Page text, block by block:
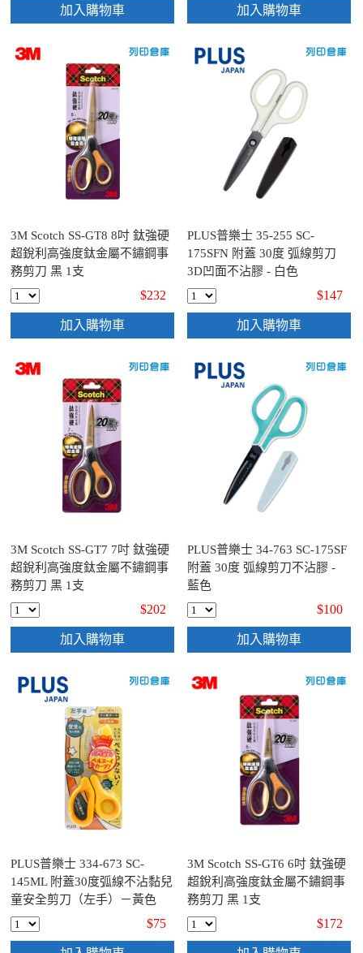
加入購物車 加入購物車
3M Scotch SS-GT8 8吋 鈦強硬
超銳利高強度鈦金屬不鏽鋼事
務剪刀 黑 1支
$232
加入購物車
PLUS普樂士 35-255 SC-
175SFN 附蓋 30度 弧線剪刀
3D凹面不沾膠 - 白色
$147
加入購物車
3M Scotch SS-GT7 7吋 鈦強硬
超銳利高強度鈦金屬不鏽鋼事
務剪刀 黑 1支
$202
加入購物車
PLUS普樂士 34-763 SC-175SF
附蓋 30度 弧線剪刀不沾膠 -
藍色
$100
加入購物車
PLUS普樂士 334-673 SC-
145ML 附蓋30度弧線不沾黏兒
童安全剪刀（左手）－黃色
$75
3M Scotch SS-GT6 6吋 鈦強硬
超銳利高強度鈦金屬不鏽鋼事
務剪刀 黑 1支
$172